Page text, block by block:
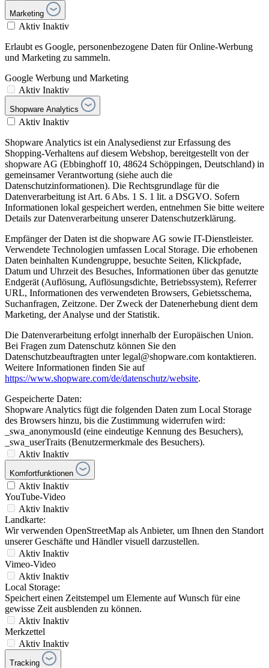
Marketing
Aktiv Inaktiv
Erlaubt es Google, personenbezogene Daten für Online-Werbung
und Marketing zu sammeln.
Google Werbung und Marketing
Aktiv Inaktiv
Shopware Analytics
Aktiv Inaktiv
Shopware Analytics ist ein Analysedienst zur Erfassung des
Shopping-Verhaltens auf diesem Webshop, bereitgestellt von der
shopware AG (Ebbinghoff 10, 48624 Schöppingen, Deutschland) in
gemeinsamer Verantwortung (siehe auch die
Datenschutzinformationen). Die Rechtsgrundlage für die
Datenverarbeitung ist Art. 6 Abs. 1 S. 1 lit. a DSGVO. Sofern
Informationen lokal gespeichert werden, entnehmen Sie bitte weitere
Details zur Datenverarbeitung unserer Datenschutzerklärung.
Empfänger der Daten ist die shopware AG sowie IT-Dienstleister.
Verwendete Technologien umfassen Local Storage. Die erhobenen
Daten beinhalten Kundengruppe, besuchte Seiten, Klickpfade,
Datum und Uhrzeit des Besuches, Informationen über das genutzte
Endgerät (Auflösung, Auflösungsdichte, Betriebssystem), Referrer
URL, Informationen des verwendeten Browsers, Gebietsschema,
Suchanfragen, Zeitzone. Der Zweck der Datenerhebung dient dem
Marketing, der Analyse und der Statistik.
Die Datenverarbeitung erfolgt innerhalb der Europäischen Union.
Bei Fragen zum Datenschutz können Sie den
Datenschutzbeauftragten unter legal@shopware.com kontaktieren.
Weitere Informationen finden Sie auf
https://www.shopware.com/de/datenschutz/website.
Gespeicherte Daten:
Shopware Analytics fügt die folgenden Daten zum Local Storage
des Browsers hinzu, bis die Zustimmung widerrufen wird:
_swa_anonymousId (eine eindeutige Kennung des Besuchers),
_swa_userTraits (Benutzermerkmale des Besuchers).
Aktiv Inaktiv
Komfortfunktionen
Aktiv Inaktiv
YouTube-Video
Aktiv Inaktiv
Landkarte:
Wir verwenden OpenStreetMap als Anbieter, um Ihnen den Standort
unserer Geschäfte und Händler visuell darzustellen.
Aktiv Inaktiv
Vimeo-Video
Aktiv Inaktiv
Local Storage:
Speichert einen Zeitstempel um Elemente auf Wunsch für eine
gewisse Zeit ausblenden zu können.
Aktiv Inaktiv
Merkzettel
Aktiv Inaktiv
Tracking